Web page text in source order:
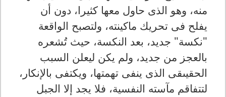
منه، وهو الذى حاول معها كثيرا، دون أن
يفلح فى تحريك ماكينته، ولتصبح الواقعة
"نكسة" جديد، بعد النكسة، حيث تُشعره
بالعجز من جديد، ولم يكن ليعلن السبب
الحقيىقى الذى ينفى تهمتها، ويكتفى بالإنكار،
لتتفاقم مآسته النفسية، فلا يجد إلا الجبل